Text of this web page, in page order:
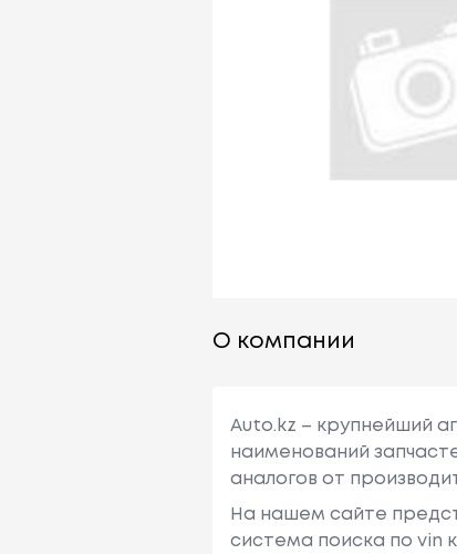
О компании
Auto.kz – крупнейший
наименований
аналогов от
На нашем сайте
система поиска по vin